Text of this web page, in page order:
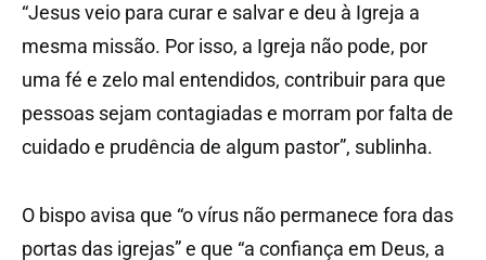
“Jesus veio para curar e salvar e deu à Igreja a
mesma missão. Por isso, a Igreja não pode, por
uma fé e zelo mal entendidos, contribuir para que
pessoas sejam contagiadas e morram por falta de
cuidado e prudência de algum pastor”, sublinha.
O bispo avisa que “o vírus não permanece fora das
portas das igrejas” e que “a confiança em Deus, a